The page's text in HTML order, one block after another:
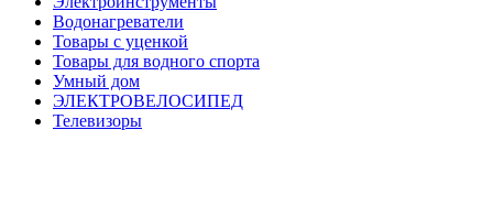
Водонагреватели
Товары с уценкой
Товары для водного спорта
Умный дом
ЭЛЕКТРОВЕЛОСИПЕД
Телевизоры